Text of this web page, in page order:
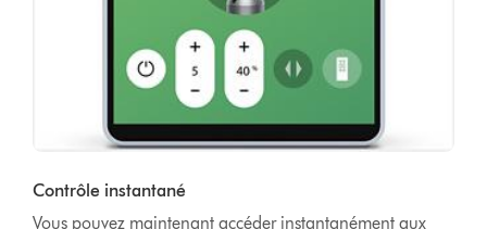
Contrôle instantané
Vous pouvez maintenant accéder instantanément aux